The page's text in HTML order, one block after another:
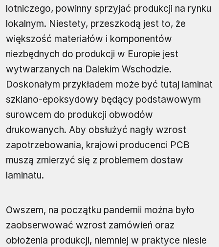
lotniczego, powinny sprzyjać produkcji na rynku
lokalnym. Niestety, przeszkodą jest to, że
większość materiałów i komponentów
niezbędnych do produkcji w Europie jest
wytwarzanych na Dalekim Wschodzie.
Doskonałym przykładem może być tutaj laminat
szklano-epoksydowy będący podstawowym
surowcem do produkcji obwodów
drukowanych. Aby obsłużyć nagły wzrost
zapotrzebowania, krajowi producenci PCB
muszą zmierzyć się z problemem dostaw
laminatu.
Owszem, na początku pandemii można było
zaobserwować wzrost zamówień oraz
obłożenia produkcji, niemniej w praktyce niesie